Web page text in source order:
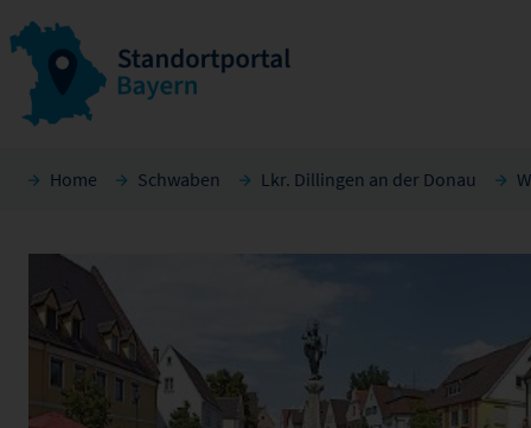
Home Schwaben Lkr. Dillingen an der Donau